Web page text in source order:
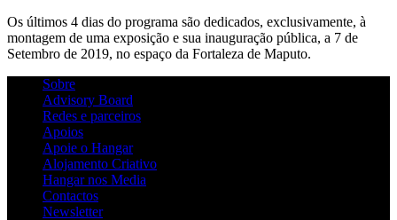
Os últimos 4 dias do programa são dedicados, exclusivamente, à
montagem de uma exposição e sua inauguração pública, a 7 de
Setembro de 2019, no espaço da Fortaleza de Maputo.
Sobre
Advisory Board
Redes e parceiros
Apoios
Apoie o Hangar
Alojamento Criativo
Hangar nos Media
Contactos
Newsletter